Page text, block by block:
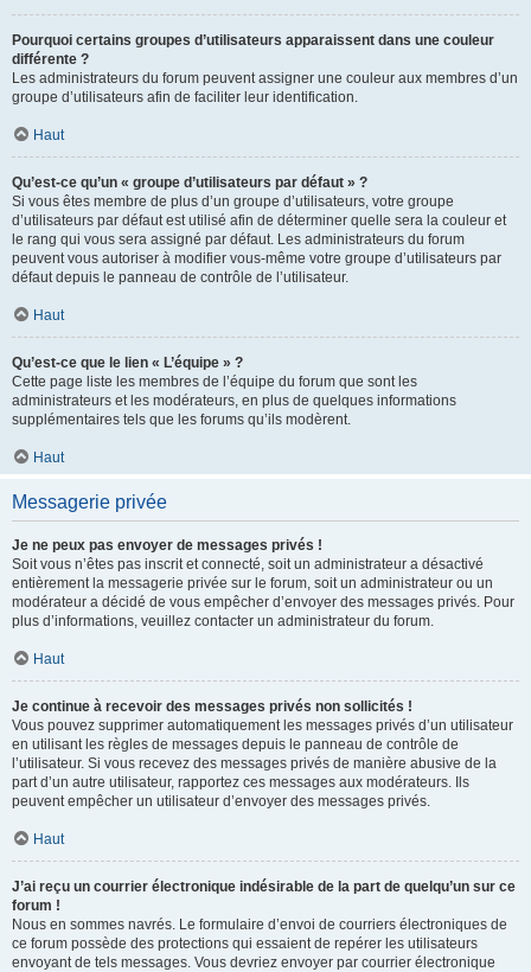
Pourquoi certains groupes d’utilisateurs apparaissent dans une couleur
différente ?
Les administrateurs du forum peuvent assigner une couleur aux membres d’un
groupe d’utilisateurs afin de faciliter leur identification.
Haut
Qu’est-ce qu’un « groupe d’utilisateurs par défaut » ?
Si vous êtes membre de plus d’un groupe d’utilisateurs, votre groupe
d’utilisateurs par défaut est utilisé afin de déterminer quelle sera la couleur et
le rang qui vous sera assigné par défaut. Les administrateurs du forum
peuvent vous autoriser à modifier vous-même votre groupe d’utilisateurs par
défaut depuis le panneau de contrôle de l’utilisateur.
Haut
Qu’est-ce que le lien « L’équipe » ?
Cette page liste les membres de l’équipe du forum que sont les
administrateurs et les modérateurs, en plus de quelques informations
supplémentaires tels que les forums qu’ils modèrent.
Haut
Messagerie privée
Je ne peux pas envoyer de messages privés !
Soit vous n’êtes pas inscrit et connecté, soit un administrateur a désactivé
entièrement la messagerie privée sur le forum, soit un administrateur ou un
modérateur a décidé de vous empêcher d’envoyer des messages privés. Pour
plus d’informations, veuillez contacter un administrateur du forum.
Haut
Je continue à recevoir des messages privés non sollicités !
Vous pouvez supprimer automatiquement les messages privés d’un utilisateur
en utilisant les règles de messages depuis le panneau de contrôle de
l’utilisateur. Si vous recevez des messages privés de manière abusive de la
part d’un autre utilisateur, rapportez ces messages aux modérateurs. Ils
peuvent empêcher un utilisateur d’envoyer des messages privés.
Haut
J’ai reçu un courrier électronique indésirable de la part de quelqu’un sur ce
forum !
Nous en sommes navrés. Le formulaire d’envoi de courriers électroniques de
ce forum possède des protections qui essaient de repérer les utilisateurs
envoyant de tels messages. Vous devriez envoyer par courrier électronique